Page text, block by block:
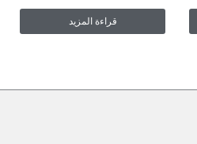
قراءة المزيد